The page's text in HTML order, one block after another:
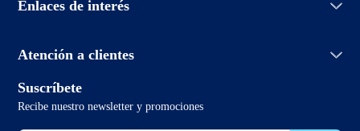
Aprendiendo de mascotas
Enlaces de interés
Políticas de devolución
Términos y condiciones promociones
Atención a clientes
Lunes a domingo de 7:00hrs a 0:00hrs
2 3321 6799
sclientes@petco.cl
Suscríbete
Recibe nuestro newsletter y promociones